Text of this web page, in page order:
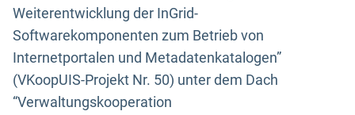
Weiterentwicklung der InGrid-
Softwarekomponenten zum Betrieb von
Internetportalen und Metadatenkatalogen”
(VKoopUIS-Projekt Nr. 50) unter dem Dach
“Verwaltungskooperation